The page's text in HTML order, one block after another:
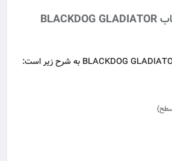
ویژگی‌های فنی فلزیاب BLACKDOG GLADIATOR